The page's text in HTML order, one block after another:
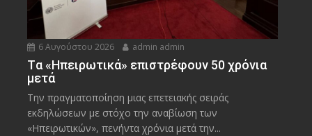
6 Αυγούστου 2026 admin admin
Tα «Ηπειρωτικά» επιστρέφουν 50 χρόνια
μετά
Την πραγματοποίηση μιας επετειακής σειράς
εκδηλώσεων με στόχο την αναβίωση των
«Ηπειρωτικών», πενήντα χρόνια μετά την...